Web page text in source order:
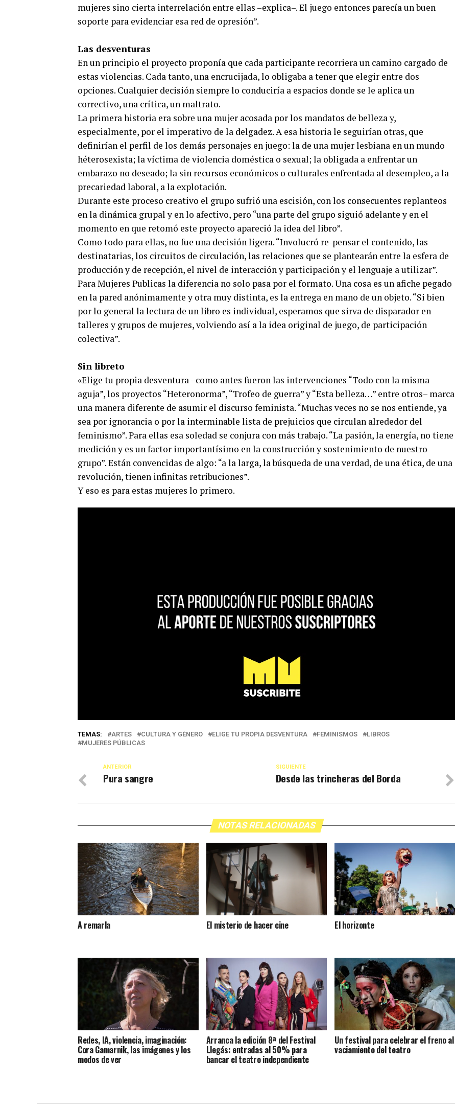
mujeres sino cierta interrelación entre ellas –explica–. El juego entonces parecía un buen
soporte para evidenciar esa red de opresión”.
Las desventuras
En un principio el proyecto proponía que cada participante recorriera un camino cargado de
estas violencias. Cada tanto, una encrucijada, lo obligaba a tener que elegir entre dos
opciones. Cualquier decisión siempre lo conduciría a espacios donde se le aplica un
correctivo, una crítica, un maltrato.
La primera historia era sobre una mujer acosada por los mandatos de belleza y,
especialmente, por el imperativo de la delgadez. A esa historia le seguirían otras, que
definirían el perfil de los demás personajes en juego: la de una mujer lesbiana en un mundo
héterosexista; la víctima de violencia doméstica o sexual; la obligada a enfrentar un
embarazo no deseado; la sin recursos económicos o culturales enfrentada al desempleo, a la
precariedad laboral, a la explotación.
Durante este proceso creativo el grupo sufrió una escisión, con los consecuentes replanteos
en la dinámica grupal y en lo afectivo, pero “una parte del grupo siguió adelante y en el
momento en que retomó este proyecto apareció la idea del libro”.
Como todo para ellas, no fue una decisión ligera. “Involucró re-pensar el contenido, las
destinatarias, los circuitos de circulación, las relaciones que se plantearán entre la esfera de
producción y de recepción, el nivel de interacción y participación y el lenguaje a utilizar”.
Para Mujeres Publicas la diferencia no solo pasa por el formato. Una cosa es un afiche pegado
en la pared anónimamente y otra muy distinta, es la entrega en mano de un objeto. “Si bien
por lo general la lectura de un libro es individual, esperamos que sirva de disparador en
talleres y grupos de mujeres, volviendo así a la idea original de juego, de participación
colectiva”.
Sin libreto
«Elige tu propia desventura –como antes fueron las intervenciones “Todo con la misma
aguja”, los proyectos “Heteronorma”, “Trofeo de guerra” y “Esta belleza…” entre otros– marca
una manera diferente de asumir el discurso feminista. “Muchas veces no se nos entiende, ya
sea por ignorancia o por la interminable lista de prejuicios que circulan alrededor del
feminismo”. Para ellas esa soledad se conjura con más trabajo. “La pasión, la energía, no tiene
medición y es un factor importantísimo en la construcción y sostenimiento de nuestro
grupo”. Están convencidas de algo: “a la larga, la búsqueda de una verdad, de una ética, de una
revolución, tienen infinitas retribuciones”.
Y eso es para estas mujeres lo primero.
TEMAS: ARTES CULTURA Y GÉNERO ELIGE TU PROPIA DESVENTURA FEMINISMOS
LIBROS
MUJERES PÚBLICAS
SIGUIENTE
Desde las trincheras del Borda
ANTERIOR
Pura sangre
NOTAS RELACIONADAS
A remarla El misterio de hacer cine El horizonte
Redes, IA, violencia, imaginación:
Cora Gamarnik, las imágenes y los
modos de ver
Arranca la edición 8ª del Festival
Llegás: entradas al 50% para
bancar el teatro independiente
Un festival para celebrar el freno al
vaciamiento del teatro